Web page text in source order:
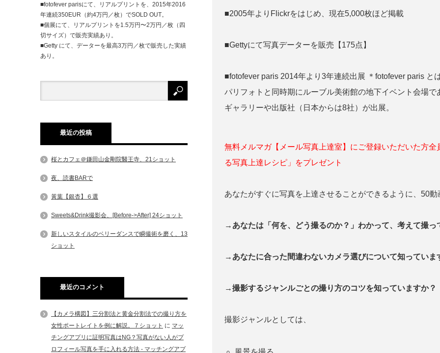
■2005年よりFlickrをはじめ、現在5,000枚ほど掲載
■Gettyにて写真データーを販売【175点】
■fotofever paris 2014年より3年連続出展 ＊fotofever paris
パリフォトと同時期にルーブル美術館の地下イベント会場
ギャラリーや出版社（日本からは8社）が出展。
無料メルマガ【メール写真上達室】にご登録いただいた方
る写真上達レシピ」をプレゼント
あなたがすぐに写真を上達させることができるように、50
→あなたは「何を、どう撮るのか？」わかって、考えて撮
→あなたに合った間違わないカメラ選びについて知っていま
→撮影するジャンルごとの撮り方のコツを知っていますか？
撮影ジャンルとしては、
■fotofever parisにて、リアルプリントを、2015年2016
年連続350EUR（約4万円／枚）でSOLD OUT。
■個展にて、リアルプリントを1.5万円〜2万円／枚（四
切サイズ）で販売実績あり。
■Getty にて、データーを最高3万円／枚で販売した実績
あり。
最近の投稿
桜とカフェ＠鎌田山金剛院醫王寺、21ショット
夜、読書BARで
黃葉【銀杏】６選
Sweets&Drink撮影会、[Before->After] 24ショット
新しいスタイルのベリーダンスで瞬撮術を磨く、13
ショット
最近のコメント
【カメラ構図】三分割法と黄金分割法での撮り方を
女性ポートレイトを例に解説。７ショット に マッ
チングアプリに証明写真はNG？写真がない人がプ
ロフィール写真を手に入れる方法 - マッチングアプ